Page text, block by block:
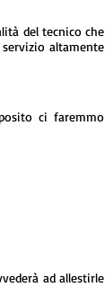
del tecnico che
altamente
ci faremmo
ad allestirle